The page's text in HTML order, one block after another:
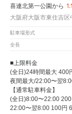
喜連北第一公園から
大阪府大阪市東住吉
駐車場形式
全長
■上限料金
(全日)24時間最大 400
夜間最大/22:00〜翌
【通常駐車料金】
(全日)8:00〜22:00
22:00〜翌8:00 100円